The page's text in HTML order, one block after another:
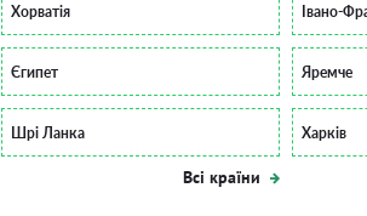
Хорватія
Єгипет
Шрі Ланка
Всі країни
Івано-
Яремче
Харків